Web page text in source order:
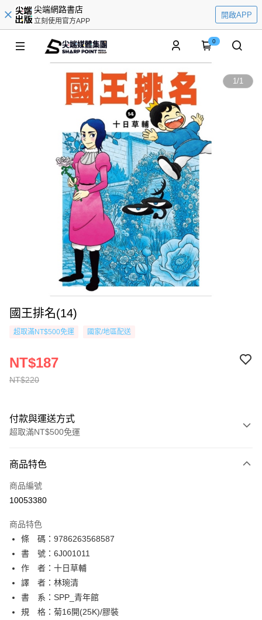
尖端網路書店
立刻使用官方APP
開啟APP
0
1/1
國王排名(14)
超取滿NT$500免運 國家/地區配送
NT$220
NT$187
付款與運送方式
超取滿NT$500免運
信用卡一次付款
超商取貨付款
相關說明
【關於「AFTEE先享後付」】
AFTEE先享後付是「在收到商品之後才付款」的支付方式。 讓您購物簡單
便利好安心！
１．簡單：不需註冊會員、不需綁卡、不需儲值。
２．便利：只要手機號碼，簡訊認證，即可結帳。
３．安心：先確認商品／服務後，再付款。
【「AFTEE先享後付」結帳流程】
ATM付款
運送方式
全家取貨付款
每筆NT$80，滿NT$500(含以上)免運費
商品特色
商品編號
10053380
商品特色
條 碼：9786263568587
書 號：6J001011
作 者：十日草輔
譯 者：林琬清
書 系：SPP_青年館
規 格：菊16開(25K)/膠裝